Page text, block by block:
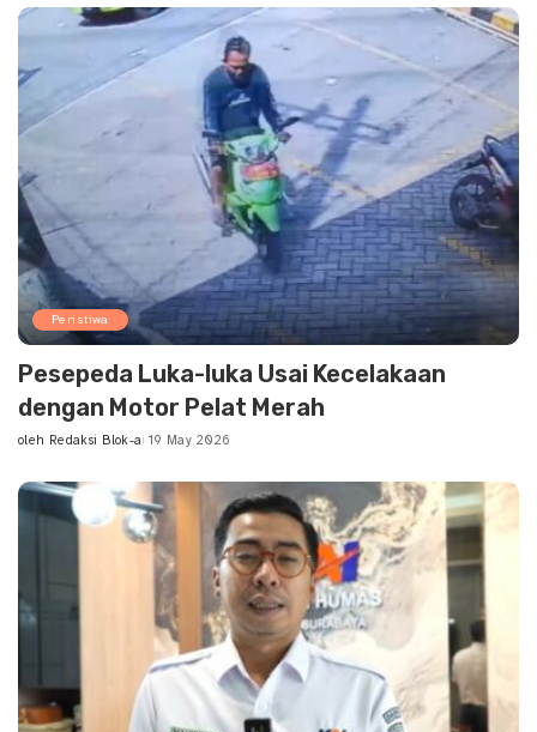
Peristiwa
Pesepeda Luka-luka Usai Kecelakaan
dengan Motor Pelat Merah
Posted
oleh Redaksi Blok-a 19 May 2026